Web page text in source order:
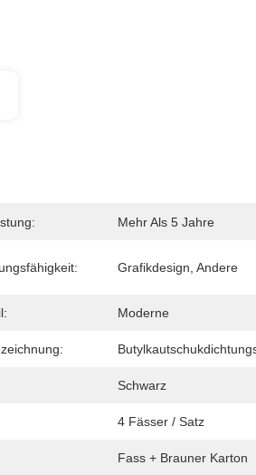
Mehr Als 5 Jahre
Grafikdesign, Andere
Moderne
Schwarz
4 Fässer / Satz
Fass + Brauner Karton